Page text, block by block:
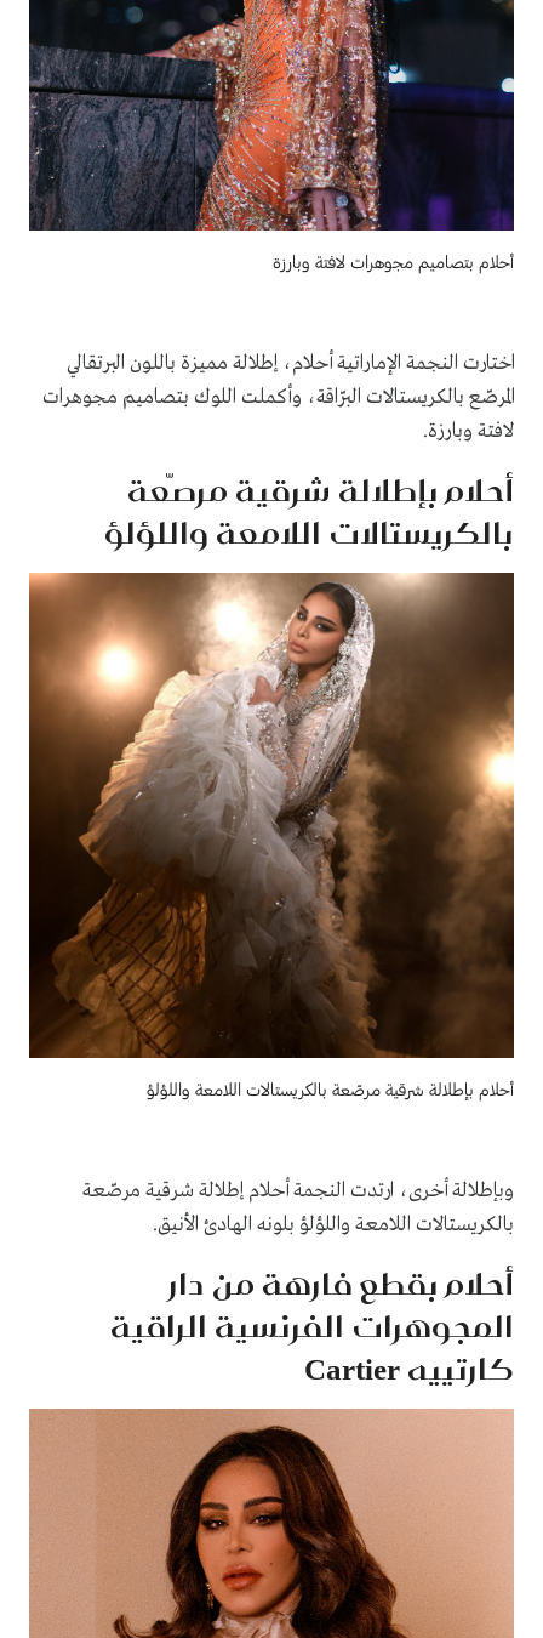
أحلام بتصاميم مجوهرات لافتة وبارزة
اختارت النجمة الإماراتية أحلام، إطلالة مميزة باللون البرتقالي
المرصّع بالكريستالات البرّاقة، وأكملت اللوك بتصاميم مجوهرات
لافتة وبارزة.
أحلام بإطلالة شرقية مرصّعة
بالكريستالات اللامعة واللؤلؤ
أحلام بإطلالة شرقية مرصّعة بالكريستالات اللامعة واللؤلؤ
وبإطلالة أخرى، ارتدت النجمة أحلام إطلالة شرقية مرصّعة
بالكريستالات اللامعة واللؤلؤ بلونه الهادئ الأنيق.
أحلام بقطع فارهة من دار
المجوهرات الفرنسية الراقية
كارتييه Cartier